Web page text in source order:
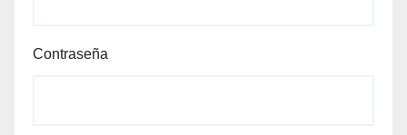
Contraseña